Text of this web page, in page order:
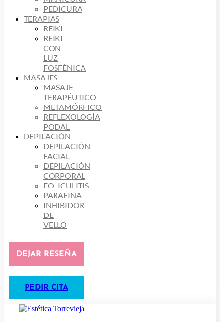
PEDICURA
TERAPIAS
REIKI
REIKI
CON
LUZ
FOSFÉNICA
MASAJES
MASAJE
TERAPÉUTICO
METAMÓRFICO
REFLEXOLOGÍA
PODAL
DEPILACIÓN
DEPILACIÓN
FACIAL
DEPILACIÓN
CORPORAL
FOLICULITIS
PARAFINA
INHIBIDOR
DE
VELLO
DEJAR RESEÑA
PEDIR CITA